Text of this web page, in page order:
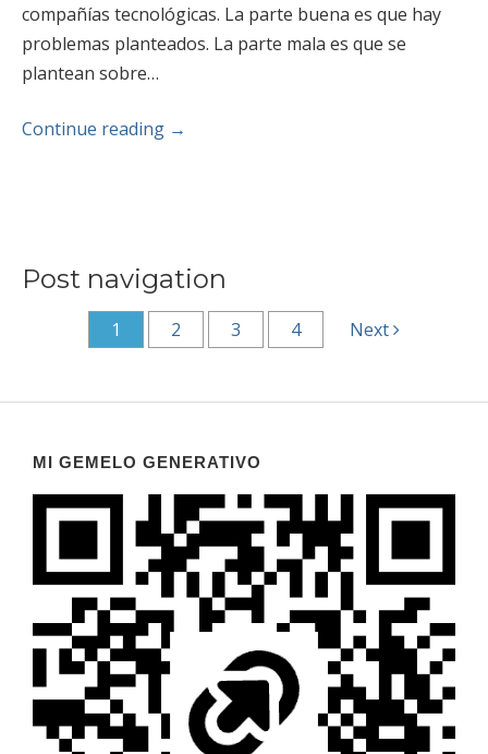
compañías tecnológicas. La parte buena es que hay
problemas planteados. La parte mala es que se
plantean sobre…
Continue reading →
Post navigation
1 2 3 4 Next
MI GEMELO GENERATIVO